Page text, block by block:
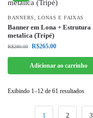
BANNERS, LONAS E FAIXAS
Banner em Lona + Estrutura
metalica (Tripé)
R$280.00 R$265.00
Adicionar ao carrinho
Exibindo 1–12 de 61 resultados
1 2 3